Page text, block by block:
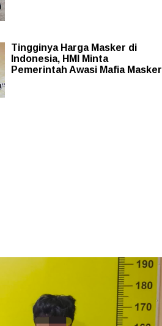
Tingginya Harga Masker di
Indonesia, HMI Minta
Pemerintah Awasi Mafia Masker